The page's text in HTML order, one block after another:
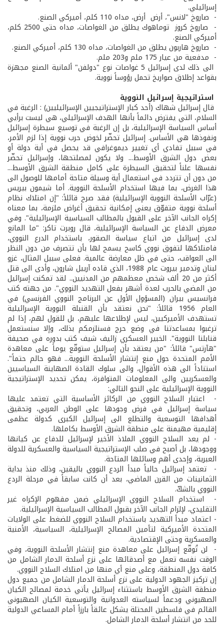
إسرائيلي.
- ­ صاروخ "لانس"، أرض ­ أرض، مداه 110 كلم، أميركي الصنع.
- ­ صاروخ كروز ­ توماهوك يطلق من الغواصات، مداه حتى 2500 كلم،
أميركي الصنع.
- ­ صاروخ هاربون يطلق من الغواصات، مداه 130 كلم، أميركي الصنع.
- ­ مدفعية من عيار 175 ملم و203 ملم.
الى ذلك لدى إسرائيل 5 غواصات نوع "دولفن" ألمانية الصنع مجهزة
بقواعد إطلاق صواريخ تحمل رؤوساً نووية.
استراتيجية إسرائيل النووية
قال إسرائيل شهاك (أحد كبار الإستراتيجيين الإسرائيليين) : الرغبة في
السلام، التي يفترض دائماً بأنها الهدف الإسرائيلي، هي ليست برأيي
أساس السياسة الإسرائيلية، بل إن الرغبة في توسيع سيطرة إسرائيل
ونفوذها هي الأساس. إسرائيل تحضّر لخوض حرب نووية إذا لزم الأمر،
في سبيل تفادي أي تغيير ديموغرافي قد يحصل في أية دولة أو
بعض دول الشرق الأوسط... ولا يكون لمصلتحها، وإسرائيل تحضّر
نفسها علناً لتحقيق السيطرة على كامل منطقة الشرق الأوسط...
من دون أن تتردد في استعمال أية وسيلة متاحة أمامها للوصول الى
هذا الغرض، بما فيها استخدام الأسلحة النووية. أما شيمون بيريس
(عرّاب الأسلحة النووية الإسرائيلية) فقد صرح قائلاً: "إن امتلاك نظام
أسلحة نووية متفوّق يعني إمكانية تحقيق أغراض ملزمة، بما معناه
إكراه الجانب الآخر على القبول بالمطالب السياسية الإسرائيلية". وفي
معرض الدفاع عن السياسة الإسرائيلية، قال روبرت تاكر: "ما المانع
لدى إسرائيل من اتباع سياسة الصقور، باستخدام الدرع النووي،
فامتلاكها لتفوق نووي كاسح يسمح لها بأن تتصرف من دون النظر
الى العواقب، حتى في ظل معارضة عالمية. فعلى سبيل المثال، غزو
لبنان وتدمير بيروت عام 1988، الذي قاده آرييل شارون، وأدى الى قتل
أكثر من 20 ألف شخص معظمهم من المدنيين.. لقد تمكنت إسرائيل
من المضي بالحرب لعدة أشهر بفعل التهديد النووي". من جهته كتب
فرانسيس بيران (المسؤول الأول عن البرنامج النووي الفرنسي) في
العام 1956 قائلاً: "نحن نعتقد بأن القنبلة النووية الإسرائيلية
تستهدف الأميركيين، ليس لإطلاعها عليهم، بل للقول لهم، إذا لم
ترغبوا بمساعدتنا في وضع حرج فسنلزمكم بذلك، وإلا سنستعمل
قنابلنا النووية". الخبير العسكري زائيف شيف كتب بدوره في صحيفة
"هآرتس" قائلاً: "من يعتقد بأن إسرائيل ستوقّع يوماً على معاهدة
الأمم المتحدة حول منع إنتشار الأسلحة النووية... فهو حالم حتماً".
استناداً الى هذه الأقوال، والى سلوك القادة الصهاينة السياسيين
والعسكريين والى المعلومات المتوافرة، يمكن تحديد الإستراتيجية
النووية الإسرائيلية على النحو التالي:
- ­ اعتبار السلاح النووي من الركائز الأساسية التي تعتمد عليها
سياسة إسرائيل في فرض وجودها على الوطن العربي، وتحقيق
أهدافها التوسعية والتطلع الى إسرائيل الكبرى كدولة عظمى
إقليمية مهيمنة على منطقة الشرق الأوسط بكاملها.
-­ لم يعد السلاح النووي الملاذ الأخير لإسرائيل للدفاع عن كيانها
ووجودها، بل أصبح في صلب الإستراتيجية السياسية والعسكرية للدولة
العبرية، وإحدى أهم وسائلها المتاحة.
- ­ تعتمد إسرائيل حالياً مبدأ الردع النووي باليقين، وذلك منذ بداية
الثمانينات من القرن الماضي، بعد أن كانت سابقاً في مرحلة الردع
النووي بالشكّ.
- ­ استخدام السلاح النووي الإسرائيلي ضمن مفهوم الإكراه غير
التقليدي، لإلزام الجانب الآخر بقبول المطالب السياسية الإسرائيلية.
-­ اعتماد مبدأ التهديد باستخدام السلاح النووي للضغط على الولايات
المتحدة الأميركية لتأمين المصالح الإسرائيلية، السياسية، الأمنية
والعسكرية وحتى الإقتصادية.
- ­ لن تُوقّع إسرائيل على معاهدة منع إنتشار الأسلحة النووية، وفي
الوقت نفسه تعمل مع أصدقائها على نزع أسلحة الدمار الشامل من
كافة دول المنطقة، وعلى منع أي منها من امتلاك السلاح النووي.
إن تركيز الجهود الدولية على نزع أسلحة الدمار الشامل من جميع دول
منطقة الشرق الأوسط باستثناء إسرائيل يأتي خدمة لمصالح الكيان
الصهيوني ودعماً لسياسته العدوانية والتوسعية الكيان الصهيوني
القائم في فلسطين المحتلة يشكل عائقاً بارزاً أمام المساعي الدولية
للحد من انتشار أسلحة الدمار الشامل.